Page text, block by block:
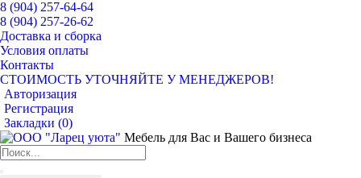
8 (904) 257-64-64
8 (904) 257-26-62
Доставка и сборка
Условия оплаты
Контакты
СТОИМОСТЬ УТОЧНЯЙТЕ У МЕНЕДЖЕРОВ!
Авторизация
Регистрация
Закладки (0)
Мебель для Вас и Вашего бизнеса